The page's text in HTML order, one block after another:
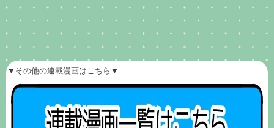
▼その他の連載漫画はこちら▼